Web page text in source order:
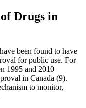
Drugs in
been found to have
for public use. For
1995 and 2010
in Canada (9).
to monitor,